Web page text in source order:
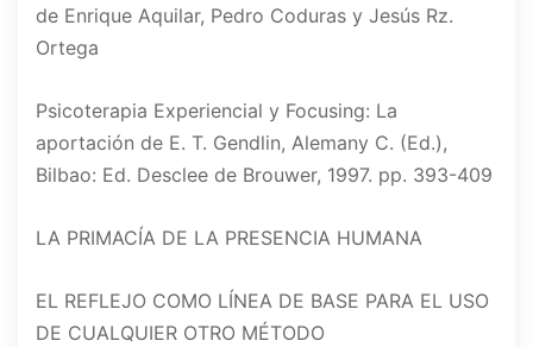
de Enrique Aquilar, Pedro Coduras y Jesús Rz.
Ortega
Psicoterapia Experiencial y Focusing: La
aportación de E. T. Gendlin, Alemany C. (Ed.),
Bilbao: Ed. Desclee de Brouwer, 1997. pp. 393-409
LA PRIMACÍA DE LA PRESENCIA HUMANA
EL REFLEJO COMO LÍNEA DE BASE PARA EL USO
DE CUALQUIER OTRO MÉTODO